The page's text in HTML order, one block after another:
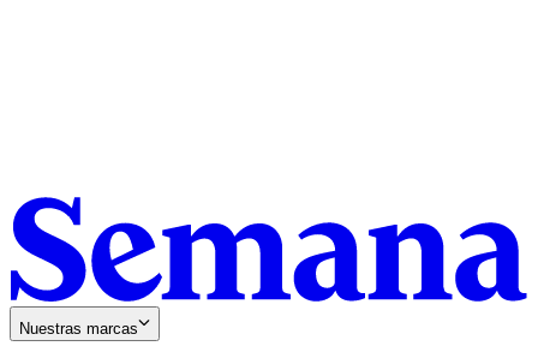
Nuestras marcas